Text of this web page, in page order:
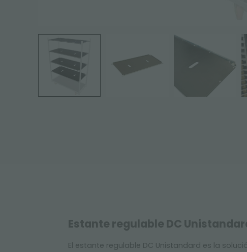
Estante regulable DC
El estante regulable DC Unistandard es la